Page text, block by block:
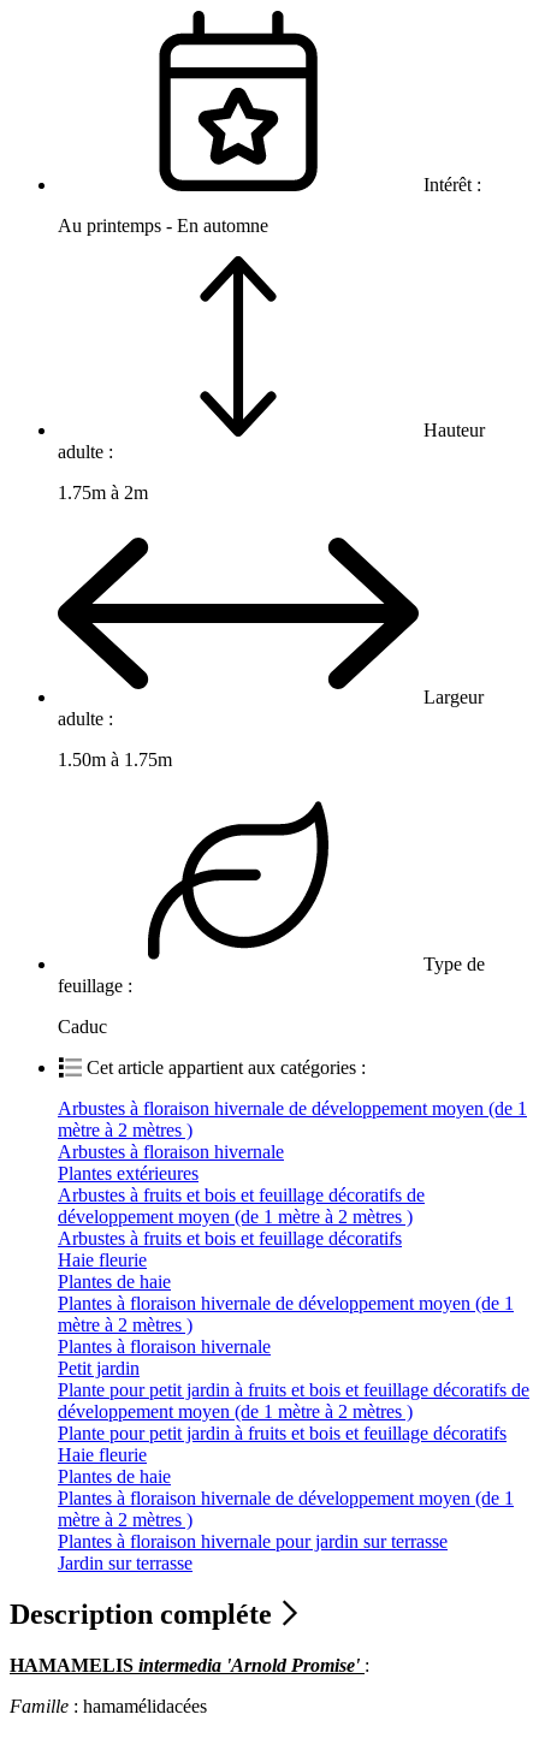
Intérêt :
Au printemps - En automne
Hauteur
adulte :
1.75m à 2m
Largeur
adulte :
1.50m à 1.75m
Type de
feuillage :
Caduc
Cet article appartient aux catégories :
Arbustes à floraison hivernale de développement moyen (de 1
mètre à 2 mètres )
Arbustes à floraison hivernale
Plantes extérieures
Arbustes à fruits et bois et feuillage décoratifs de
développement moyen (de 1 mètre à 2 mètres )
Arbustes à fruits et bois et feuillage décoratifs
Haie fleurie
Plantes de haie
Plantes à floraison hivernale de développement moyen (de 1
mètre à 2 mètres )
Plantes à floraison hivernale
Petit jardin
Plante pour petit jardin à fruits et bois et feuillage décoratifs de
développement moyen (de 1 mètre à 2 mètres )
Plante pour petit jardin à fruits et bois et feuillage décoratifs
Haie fleurie
Plantes de haie
Plantes à floraison hivernale de développement moyen (de 1
mètre à 2 mètres )
Plantes à floraison hivernale pour jardin sur terrasse
Jardin sur terrasse
Description compléte
HAMAMELIS intermedia 'Arnold Promise' :
Famille : hamamélidacées